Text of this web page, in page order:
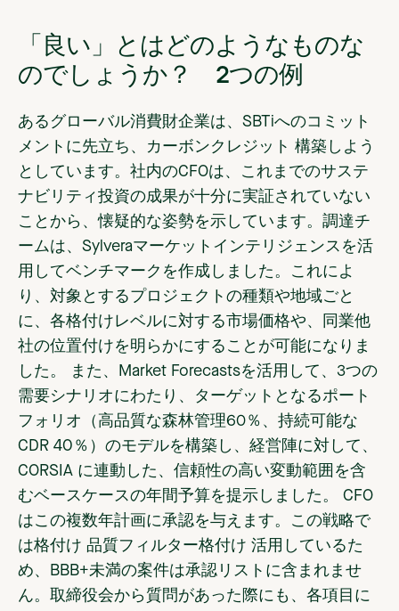
「良い」とはどのようなものな
のでしょうか？ 2つの例
あるグローバル消費財企業は、SBTiへのコミット
メントに先立ち、カーボンクレジット 構築しよう
としています。社内のCFOは、これまでのサステ
ナビリティ投資の成果が十分に実証されていない
ことから、懐疑的な姿勢を示しています。調達チ
ームは、Sylveraマーケットインテリジェンスを活
用してベンチマークを作成しました。これによ
り、対象とするプロジェクトの種類や地域ごと
に、各格付けレベルに対する市場価格や、同業他
社の位置付けを明らかにすることが可能になりま
した。 また、Market Forecastsを活用して、3つの
需要シナリオにわたり、ターゲットとなるポート
フォリオ（高品質な森林管理60％、持続可能な
CDR 40％）のモデルを構築し、経営陣に対して、
CORSIA に連動した、信頼性の高い変動範囲を含
むベースケースの年間予算を提示しました。 CFO
はこの複数年計画に承認を与えます。この戦略で
は格付け 品質フィルター格付け 活用しているた
め、BBB+未満の案件は承認リストに含まれませ
ん。取締役会から質問があった際にも、各項目に